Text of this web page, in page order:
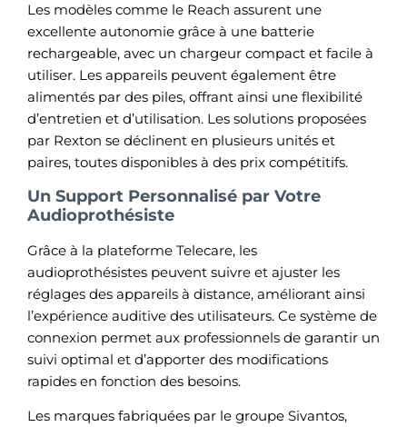
Les modèles comme le Reach assurent une
excellente autonomie grâce à une batterie
rechargeable, avec un chargeur compact et facile à
utiliser. Les appareils peuvent également être
alimentés par des piles, offrant ainsi une flexibilité
d’entretien et d’utilisation. Les solutions proposées
par Rexton se déclinent en plusieurs unités et
paires, toutes disponibles à des prix compétitifs.
Un Support Personnalisé par Votre
Audioprothésiste
Grâce à la plateforme Telecare, les
audioprothésistes peuvent suivre et ajuster les
réglages des appareils à distance, améliorant ainsi
l’expérience auditive des utilisateurs. Ce système de
connexion permet aux professionnels de garantir un
suivi optimal et d’apporter des modifications
rapides en fonction des besoins.
Les marques fabriquées par le groupe Sivantos,